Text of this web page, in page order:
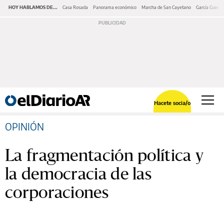
HOY HABLAMOS DE... Casa Rosada Panorama económico Marcha de San Cayetano García Cuerva
Hacete socia/o
OPINIÓN
La fragmentación política y
la democracia de las
corporaciones